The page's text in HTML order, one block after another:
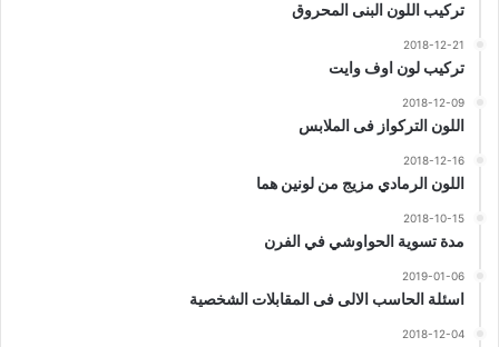
تركيب اللون البنى المحروق
2018-12-21
تركيب لون اوف وايت
2018-12-09
اللون التركواز فى الملابس
2018-12-16
اللون الرمادي مزيج من لونين هما
2018-10-15
مدة تسوية الحواوشي في الفرن
2019-01-06
اسئلة الحاسب الالى فى المقابلات الشخصية
2018-12-04